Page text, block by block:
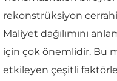
rekonstrüksiyon
Maliyet dağılımını
için çok önemlidir. Bu
etkileyen çeşitli